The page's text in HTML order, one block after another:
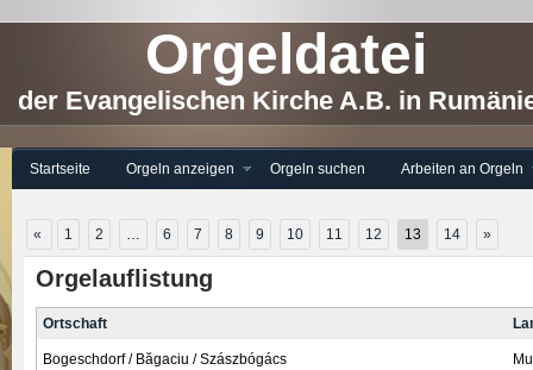
Orgeldatei
der Evangelischen Kirche A.B. in
Startseite Orgeln anzeigen Orgeln suchen Arbeiten an Orgeln
« 1 2 … 6 7 8 9 10 11 12 13 14 »
Orgelauflistung
Ortschaft
Bogeschdorf / Băgaciu / Szászbógács